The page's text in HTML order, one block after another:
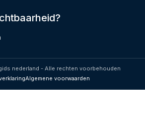
nederland - Alle rechten voorbehouden
Algemene voorwaarden